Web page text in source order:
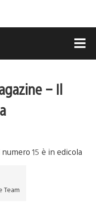
– Il
Team